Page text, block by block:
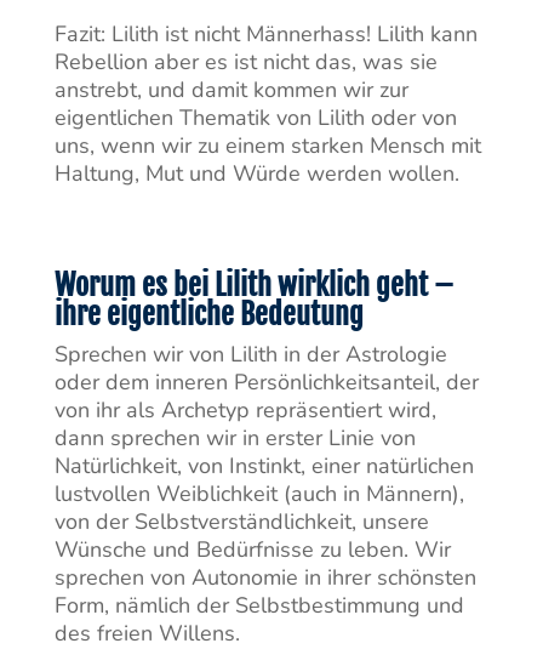
Fazit: Lilith ist nicht Männerhass! Lilith kann
Rebellion aber es ist nicht das, was sie
anstrebt, und damit kommen wir zur
eigentlichen Thematik von Lilith oder von
uns, wenn wir zu einem starken Mensch mit
Haltung, Mut und Würde werden wollen.
Worum es bei Lilith wirklich geht –
ihre eigentliche Bedeutung
Sprechen wir von Lilith in der Astrologie
oder dem inneren Persönlichkeitsanteil, der
von ihr als Archetyp repräsentiert wird,
dann sprechen wir in erster Linie von
Natürlichkeit, von Instinkt, einer natürlichen
lustvollen Weiblichkeit (auch in Männern),
von der Selbstverständlichkeit, unsere
Wünsche und Bedürfnisse zu leben. Wir
sprechen von Autonomie in ihrer schönsten
Form, nämlich der Selbstbestimmung und
des freien Willens.